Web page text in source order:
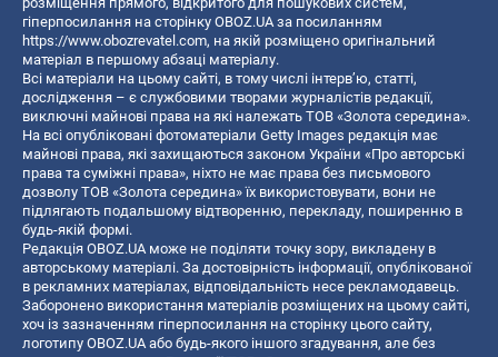
гіперпосилання на сторінку OBOZ.UA за посиланням
https://www.obozrevatel.com, на якій розміщено оригінальний
матеріал в першому абзаці матеріалу.
Всі матеріали на цьому сайті, в тому числі інтерв’ю, статті,
дослідження – є службовими творами журналістів редакції,
виключні майнові права на які належать ТОВ «Золота середина».
На всі опубліковані фотоматеріали Getty Images редакція має
майнові права, які захищаються законом України «Про авторські
права та суміжні права», ніхто не має права без письмового
дозволу ТОВ «Золота середина» їх використовувати, вони не
підлягають подальшому відтворенню, перекладу, поширенню в
будь-якій формі.
Редакція OBOZ.UA може не поділяти точку зору, викладену в
авторському матеріалі. За достовірність інформації, опублікованої
в рекламних матеріалах, відповідальність несе рекламодавець.
Заборонено використання матеріалів розміщених на цьому сайті,
хоч із зазначенням гіперпосилання на сторінку цього сайту,
логотипу OBOZ.UA або будь-якого іншого згадування, але без